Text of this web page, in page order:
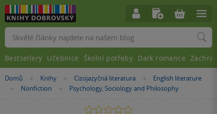
Nacházíte
Domů »Knihy »Cizojazyčná literatura »English literature
»
Nonfiction »Psychology, Sociology and Philosophy
0.0
Vyhledávání
Bestsellery Učebnice Školní potřeby Dark romance